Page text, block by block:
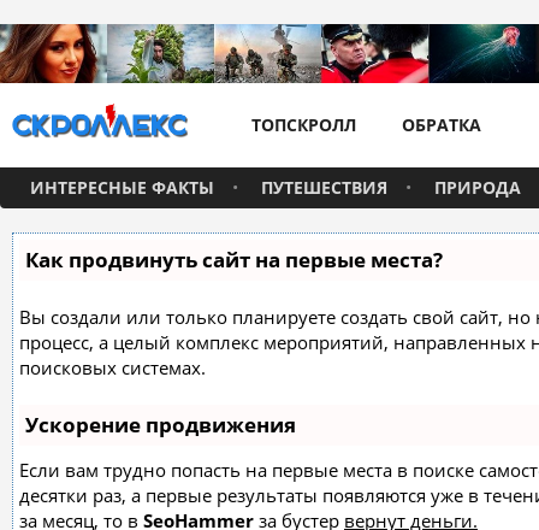
ТОПСКРОЛЛ ОБРАТКА
ИНТЕРЕСНЫЕ ФАКТЫ ПУТЕШЕСТВИЯ ПРИРОДА
Как продвинуть сайт на первые места?
Вы создали или только планируете создать свой сайт,
процесс, а целый комплекс мероприятий,
поисковых системах.
Ускорение продвижения
Если вам трудно попасть на первые места в поиске
десятки раз, а первые результаты появляются уже в
за месяц, то в SeoHammer за бустер вернут деньги.